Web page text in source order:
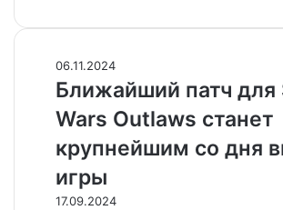
Б
л
ж
а
ш
и
06.11.2024
Ближайший патч для
Wars Outlaws станет
крупнейшим со дня
игры
Г
17.09.2024